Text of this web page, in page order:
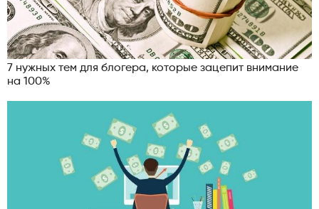
7 нужных тем для блогера, которые зацепит внимание
на 100%